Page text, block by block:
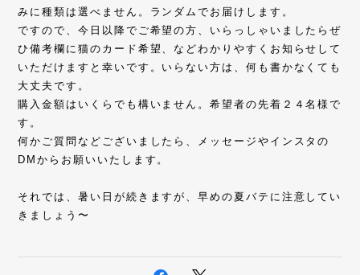
みに種類は選べません。ランダムでお届けします。
ですので、今日以降でご希望の方、いらっしゃいましたらぜ
ひ備考欄に猫のカード希望、などわかりやすくお知らせして
いただけますと幸いです。いらない方は、何も書かなくても
大丈夫です。
購入金額はいくらでも構いません。希望者の先着２４名様で
す。
何かご質問などございましたら、メッセージやインスタの
DMからお願いいたします。
それでは、暑い日が続きますが、早めの夏バテに注意してい
きましょう〜